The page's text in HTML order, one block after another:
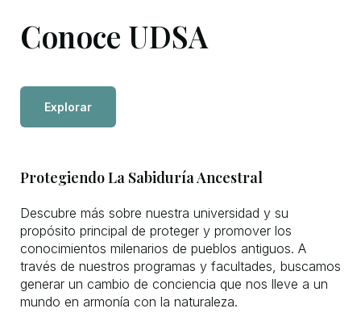
Conoce UDSA
Explorar
Protegiendo La Sabiduría Ancestral
Descubre más sobre nuestra universidad y su
propósito principal de proteger y promover los
conocimientos milenarios de pueblos antiguos. A
través de nuestros programas y facultades, buscamos
generar un cambio de conciencia que nos lleve a un
mundo en armonía con la naturaleza.